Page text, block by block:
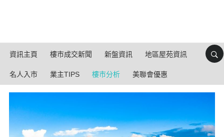
資訊主頁 樓市成交新聞 新盤資訊 地區屋苑資訊
名人入市 業主TIPS 樓市分析 美聯會優惠